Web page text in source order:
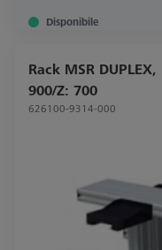
Disponibile
Rack MSR
900/Z: 700
626100-9314-000